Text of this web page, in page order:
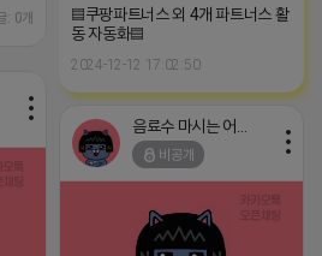
: 0개
▤쿠팡파트너스 외 4개 파트너스 활
동 자동화▤
2024-12-12 17:02:50
비공개